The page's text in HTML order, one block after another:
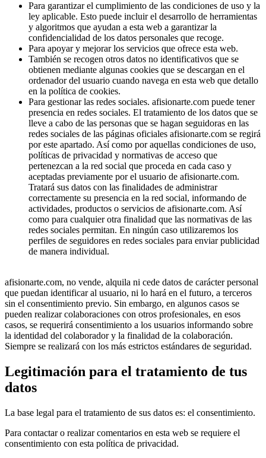
Para garantizar el cumplimiento de las condiciones de uso y la
ley aplicable. Esto puede incluir el desarrollo de herramientas
y algoritmos que ayudan a esta web a garantizar la
confidencialidad de los datos personales que recoge.
Para apoyar y mejorar los servicios que ofrece esta web.
También se recogen otros datos no identificativos que se
obtienen mediante algunas cookies que se descargan en el
ordenador del usuario cuando navega en esta web que detallo
en la política de cookies.
Para gestionar las redes sociales. afisionarte.com puede tener
presencia en redes sociales. El tratamiento de los datos que se
lleve a cabo de las personas que se hagan seguidoras en las
redes sociales de las páginas oficiales afisionarte.com se regirá
por este apartado. Así como por aquellas condiciones de uso,
políticas de privacidad y normativas de acceso que
pertenezcan a la red social que proceda en cada caso y
aceptadas previamente por el usuario de afisionarte.com.
Tratará sus datos con las finalidades de administrar
correctamente su presencia en la red social, informando de
actividades, productos o servicios de afisionarte.com. Así
como para cualquier otra finalidad que las normativas de las
redes sociales permitan. En ningún caso utilizaremos los
perfiles de seguidores en redes sociales para enviar publicidad
de manera individual.
afisionarte.com, no vende, alquila ni cede datos de carácter personal
que puedan identificar al usuario, ni lo hará en el futuro, a terceros
sin el consentimiento previo. Sin embargo, en algunos casos se
pueden realizar colaboraciones con otros profesionales, en esos
casos, se requerirá consentimiento a los usuarios informando sobre
la identidad del colaborador y la finalidad de la colaboración.
Siempre se realizará con los más estrictos estándares de seguridad.
Legitimación para el tratamiento de tus
datos
La base legal para el tratamiento de sus datos es: el consentimiento.
Para contactar o realizar comentarios en esta web se requiere el
consentimiento con esta política de privacidad.